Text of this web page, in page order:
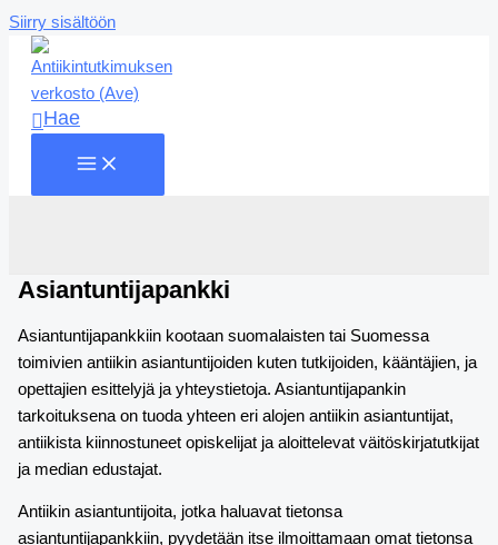
Siirry sisältöön
Hae
Asiantuntijapankki
Asiantuntijapankkiin kootaan suomalaisten tai Suomessa
toimivien antiikin asiantuntijoiden kuten tutkijoiden, kääntäjien, ja
opettajien esittelyjä ja yhteystietoja. Asiantuntijapankin
tarkoituksena on tuoda yhteen eri alojen antiikin asiantuntijat,
antiikista kiinnostuneet opiskelijat ja aloittelevat väitöskirjatutkijat
ja median edustajat.
Antiikin asiantuntijoita, jotka haluavat tietonsa
asiantuntijapankkiin, pyydetään itse ilmoittamaan omat tietonsa